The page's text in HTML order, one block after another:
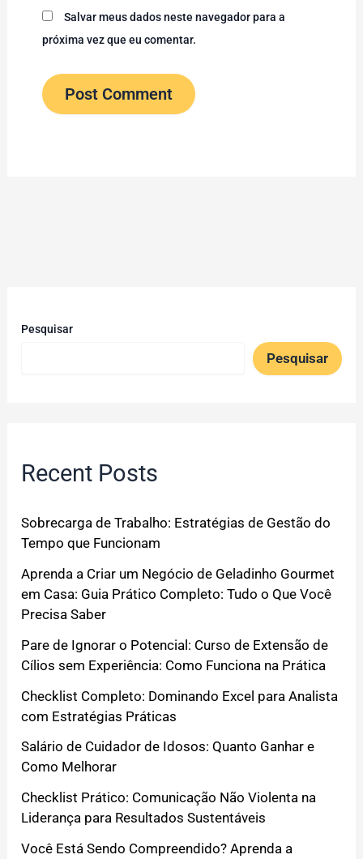
Salvar meus dados neste navegador para a
próxima vez que eu comentar.
Pesquisar
Pesquisar
Recent Posts
Sobrecarga de Trabalho: Estratégias de Gestão do
Tempo que Funcionam
Aprenda a Criar um Negócio de Geladinho Gourmet
em Casa: Guia Prático Completo: Tudo o Que Você
Precisa Saber
Pare de Ignorar o Potencial: Curso de Extensão de
Cílios sem Experiência: Como Funciona na Prática
Checklist Completo: Dominando Excel para Analista
com Estratégias Práticas
Salário de Cuidador de Idosos: Quanto Ganhar e
Como Melhorar
Checklist Prático: Comunicação Não Violenta na
Liderança para Resultados Sustentáveis
Você Está Sendo Compreendido? Aprenda a